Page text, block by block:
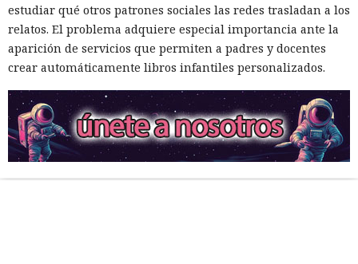
estudiar qué otros patrones sociales las redes trasladan a los
relatos. El problema adquiere especial importancia ante la
aparición de servicios que permiten a padres y docentes
crear automáticamente libros infantiles personalizados.